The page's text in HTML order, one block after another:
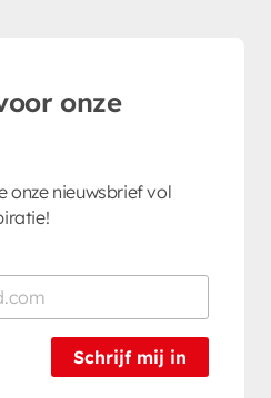
onze
onze nieuwsbrief vol
Schrijf mij in